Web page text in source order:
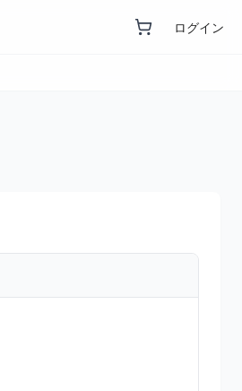
ログイン